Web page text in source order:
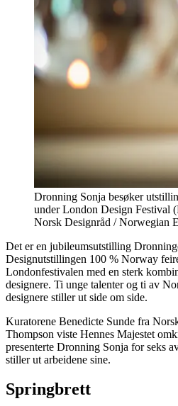
Dronning Sonja besøker
under London Design Festival
Norsk Designråd / Norwegian
Det er en jubileumsutstilling
Designutstillingen 100 % Norway
Londonfestivalen med en sterk
designere. Ti unge talenter og ti av
designere stiller ut side om side.
Kuratorene Benedicte Sunde fra
Thompson viste Hennes Majestet
presenterte Dronning Sonja for seks
stiller ut arbeidene sine.
Springbrett